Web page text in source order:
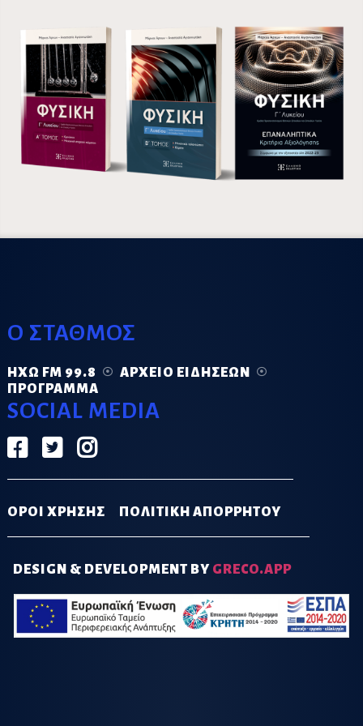
Ο ΣΤΑΘΜΟΣ
ΗΧΏ FM 99.8
ΑΡΧΕΊΟ ΕΙΔΉΣΕΩΝ
ΠΡΌΓΡΑΜΜΑ
SOCIAL MEDIA
ΟΡΟΙ ΧΡΗΣΗΣ ΠΟΛΙΤΙΚΗ ΑΠΟΡΡΗΤΟΥ
DESIGN & DEVELOPMENT BY GRECO.APP